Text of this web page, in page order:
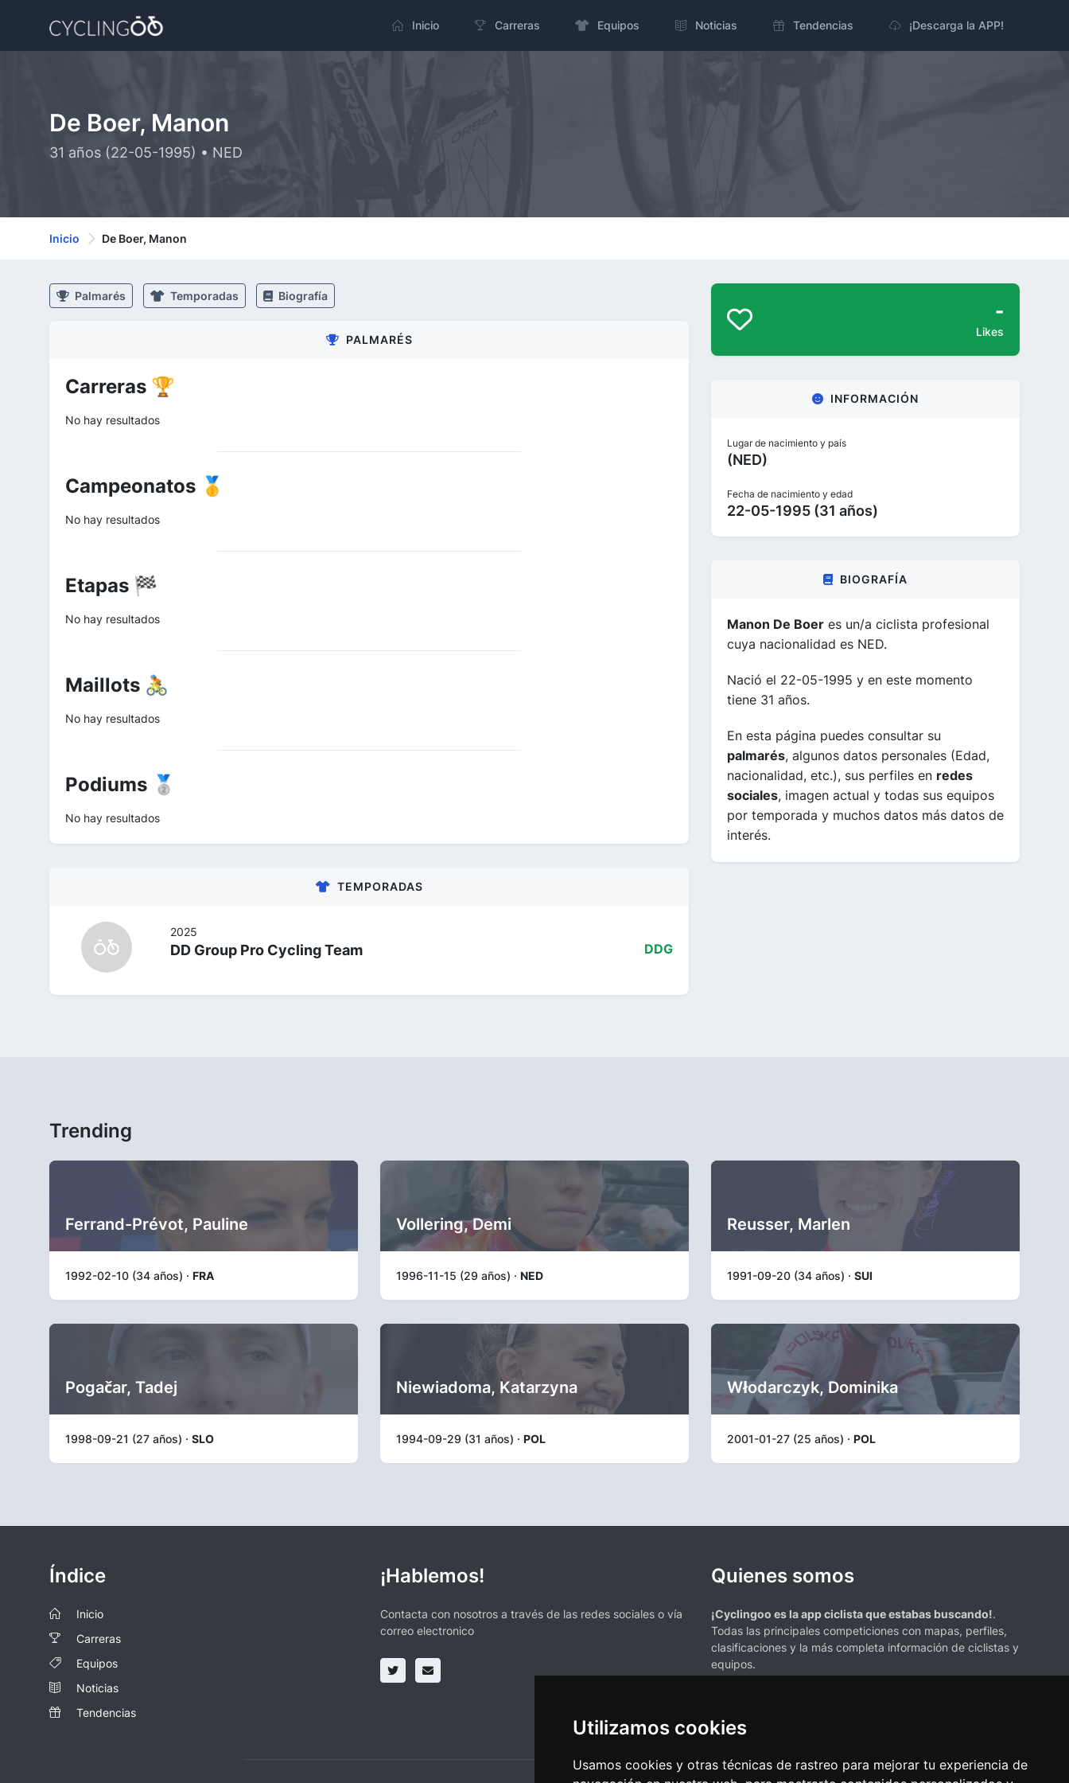
Utilizamos cookies
Usamos cookies y otras técnicas de rastreo para mejorar tu experiencia de
Inicio Carreras Equipos Noticias Tendencias ¡Descarga la APP!
De Boer, Manon
31 años (22-05-1995) • NED
Inicio De Boer, Manon
Palmarés Temporadas Biografía
PALMARÉS
Carreras 🏆
No hay resultados
Campeonatos 🥇
No hay resultados
Etapas 🏁
No hay resultados
Maillots 🚴
No hay resultados
Podiums 🥈
No hay resultados
TEMPORADAS
2025
DD Group Pro Cycling Team DDG
-
Likes
INFORMACIÓN
Lugar de nacimiento y país
(NED)
Fecha de nacimiento y edad
22-05-1995 (31 años)
BIOGRAFÍA
Manon De Boer es un/a ciclista profesional
cuya nacionalidad es NED.
Nació el 22-05-1995 y en este momento
tiene 31 años.
En esta página puedes consultar su
palmarés, algunos datos personales (Edad,
nacionalidad, etc.), sus perfiles en redes
sociales, imagen actual y todas sus equipos
por temporada y muchos datos más datos de
interés.
Trending
Ferrand-Prévot, Pauline
1992-02-10 (34 años) · FRA
Vollering, Demi
1996-11-15 (29 años) · NED
Reusser, Marlen
1991-09-20 (34 años) · SUI
Pogačar, Tadej
1998-09-21 (27 años) · SLO
Niewiadoma, Katarzyna
1994-09-29 (31 años) · POL
Włodarczyk, Dominika
2001-01-27 (25 años) · POL
Índice
Inicio
Carreras
Equipos
Noticias
Tendencias
¡Hablemos!
Contacta con nosotros a través de las redes sociales o vía
correo electronico
Quienes somos
¡Cyclingoo es la app ciclista que estabas buscando!.
Todas las principales competiciones con mapas, perfiles,
clasificaciones y la más completa información de ciclistas y
equipos.